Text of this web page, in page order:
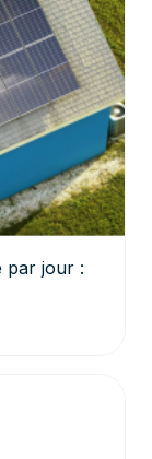
par jour :